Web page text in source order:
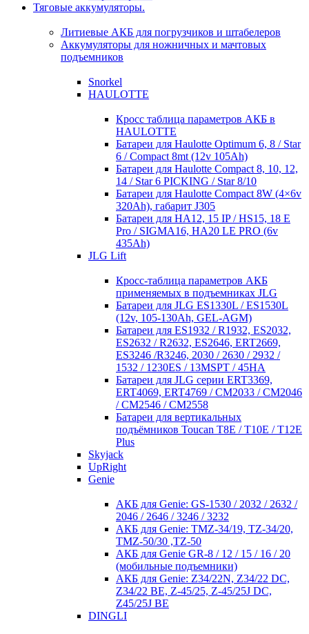
Тяговые аккумуляторы.
Литиевые АКБ для погрузчиков и штабелеров
Аккумуляторы для ножничных и мачтовых
подъемников
Snorkel
HAULOTTE
Кросc таблица параметров АКБ в
HAULOTTE
Батареи для Haulotte Optimum 6, 8 / Star
6 / Compact 8mt (12v 105Ah)
Батареи для Haulotte Compact 8, 10, 12,
14 / Star 6 PICKING / Star 8/10
Батареи для Haulotte Compact 8W (4×6v
320Ah), габарит J305
Батареи для HA12, 15 IP / HS15, 18 E
Pro / SIGMA16, HA20 LE PRO (6v
435Ah)
JLG Lift
Кросc-таблица параметров АКБ
применяемых в подъемниках JLG
Батареи для JLG ES1330L / ES1530L
(12v, 105-130Ah, GEL-AGM)
Батареи для ES1932 / R1932, ES2032,
ES2632 / R2632, ES2646, ERT2669,
ES3246 /R3246, 2030 / 2630 / 2932 /
1532 / 1230ES / 13MSPT / 45HA
Батареи для JLG серии ERT3369,
ERT4069, ERT4769 / CM2033 / CM2046
/ CM2546 / CM2558
Батареи для вертикальных
подъёмников Toucan T8E / T10E / T12E
Plus
Skyjack
UpRight
Genie
АКБ для Genie: GS-1530 / 2032 / 2632 /
2046 / 2646 / 3246 / 3232
АКБ для Genie: TMZ-34/19, TZ-34/20,
TMZ-50/30 ,TZ-50
АКБ для Genie GR-8 / 12 / 15 / 16 / 20
(мобильные подъемники)
АКБ для Genie: Z34/22N, Z34/22 DC,
Z34/22 BE, Z-45/25, Z-45/25J DC,
Z45/25J BE
DINGLI